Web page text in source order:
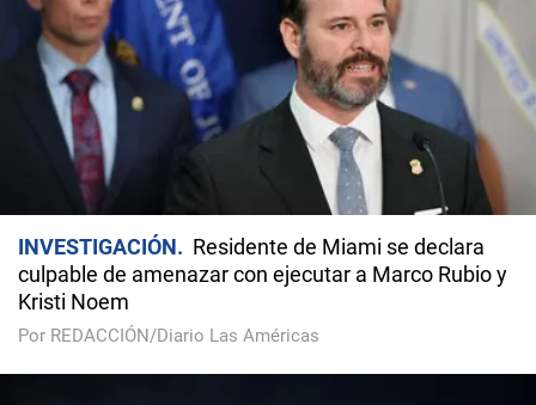
INVESTIGACIÓN
Residente de Miami se declara
culpable de amenazar con ejecutar a Marco Rubio y
Kristi Noem
Por REDACCIÓN/Diario Las Américas